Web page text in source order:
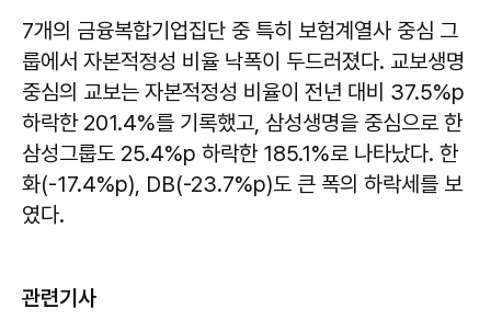
7개의 금융복합기업집단 중 특히 보험계열사 중심 그
룹에서 자본적정성 비율 낙폭이 두드러졌다. 교보생명
중심의 교보는 자본적정성 비율이 전년 대비 37.5%p
하락한 201.4%를 기록했고, 삼성생명을 중심으로 한
삼성그룹도 25.4%p 하락한 185.1%로 나타났다. 한
화(-17.4%p), DB(-23.7%p)도 큰 폭의 하락세를 보
였다.
관련기사